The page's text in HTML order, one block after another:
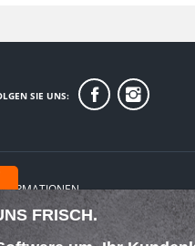
SIE UNS:
FRISCH.
um. Ihr
Newsletter zugesendet.
uns